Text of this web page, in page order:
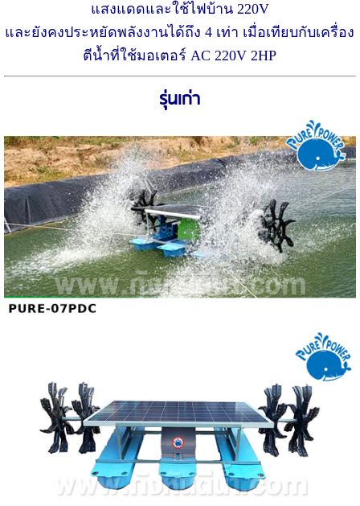
แสงแดดและใช้ไฟบ้าน 220V
และยังคงประหยัดพลังงานได้ถึง 4 เท่า เมื่อเทียบกับเครื่อง
ตีน้ำที่ใช้มอเตอร์ AC 220V 2HP
รุ่นเก่า